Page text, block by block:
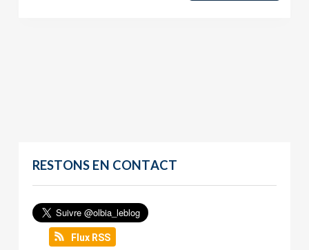
RESTONS EN CONTACT
Flux RSS